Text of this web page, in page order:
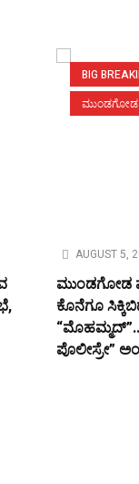
BIG
ಮುಂಡಗೋಡ
AUGUST 5,
ಮುಂಡಗೋಡ
ಕೊನೆಗೂ
ಪೊಲೀಸ್ರೇ”